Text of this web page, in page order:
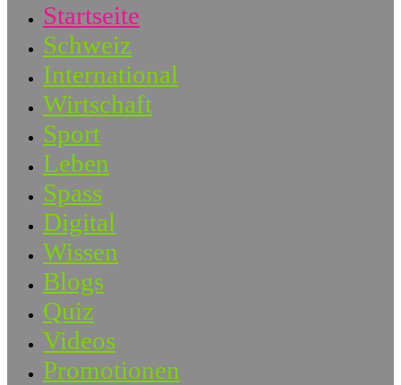
Startseite
Schweiz
International
Wirtschaft
Sport
Leben
Spass
Digital
Wissen
Blogs
Quiz
Videos
Promotionen